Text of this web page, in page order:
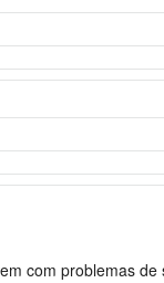
com problemas